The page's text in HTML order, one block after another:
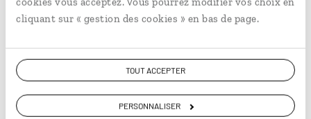
cliquant sur « gestion des cookies » en bas de page.
TOUT ACCEPTER
PERSONNALISER
initiés, leur goût et surtout leur odeur,
sont radicalement différents.
1 grand moment de solitude